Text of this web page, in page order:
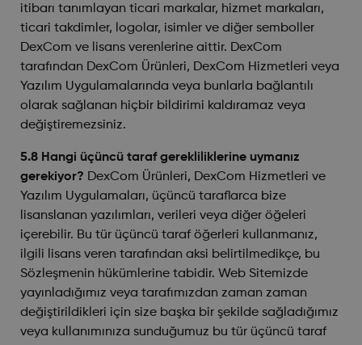
itibarı tanımlayan ticari markalar, hizmet markaları,
ticari takdimler, logolar, isimler ve diğer semboller
DexCom ve lisans verenlerine aittir. DexCom
tarafından DexCom Ürünleri, DexCom Hizmetleri veya
Yazılım Uygulamalarında veya bunlarla bağlantılı
olarak sağlanan hiçbir bildirimi kaldıramaz veya
değiştiremezsiniz.
5.8 Hangi üçüncü taraf gerekliliklerine uymanız
gerekiyor? DexCom Ürünleri, DexCom Hizmetleri ve
Yazılım Uygulamaları, üçüncü taraflarca bize
lisanslanan yazılımları, verileri veya diğer öğeleri
içerebilir. Bu tür üçüncü taraf öğerleri kullanmanız,
ilgili lisans veren tarafından aksi belirtilmedikçe, bu
Sözleşmenin hükümlerine tabidir. Web Sitemizde
yayınladığımız veya tarafımızdan zaman zaman
değiştirildikleri için size başka bir şekilde sağladığımız
veya kullanımınıza sunduğumuz bu tür üçüncü taraf